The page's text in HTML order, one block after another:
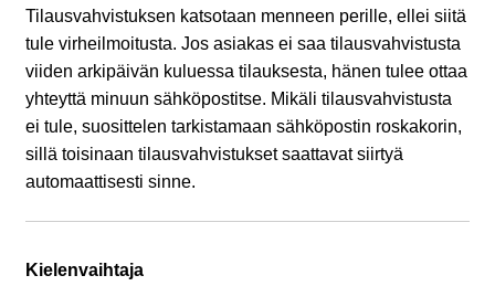
Tilausvahvistuksen katsotaan menneen perille, ellei siitä
tule virheilmoitusta. Jos asiakas ei saa tilausvahvistusta
viiden arkipäivän kuluessa tilauksesta, hänen tulee ottaa
yhteyttä minuun sähköpostitse. Mikäli tilausvahvistusta
ei tule, suosittelen tarkistamaan sähköpostin roskakorin,
sillä toisinaan tilausvahvistukset saattavat siirtyä
automaattisesti sinne.
Kielenvaihtaja